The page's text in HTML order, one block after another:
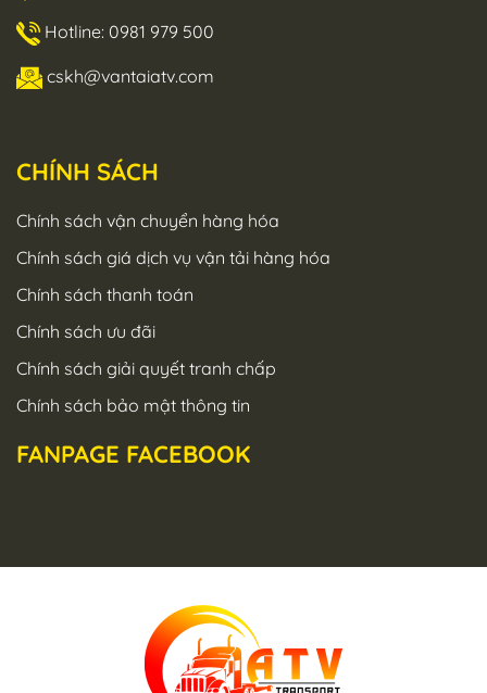
Hotline: 0981 979 500
cskh@vantaiatv.com
CHÍNH SÁCH
Chính sách vận chuyển hàng hóa
Chính sách giá dịch vụ vận tải hàng hóa
Chính sách thanh toán
Chính sách ưu đãi
Chính sách giải quyết tranh chấp
Chính sách bảo mật thông tin
FANPAGE FACEBOOK